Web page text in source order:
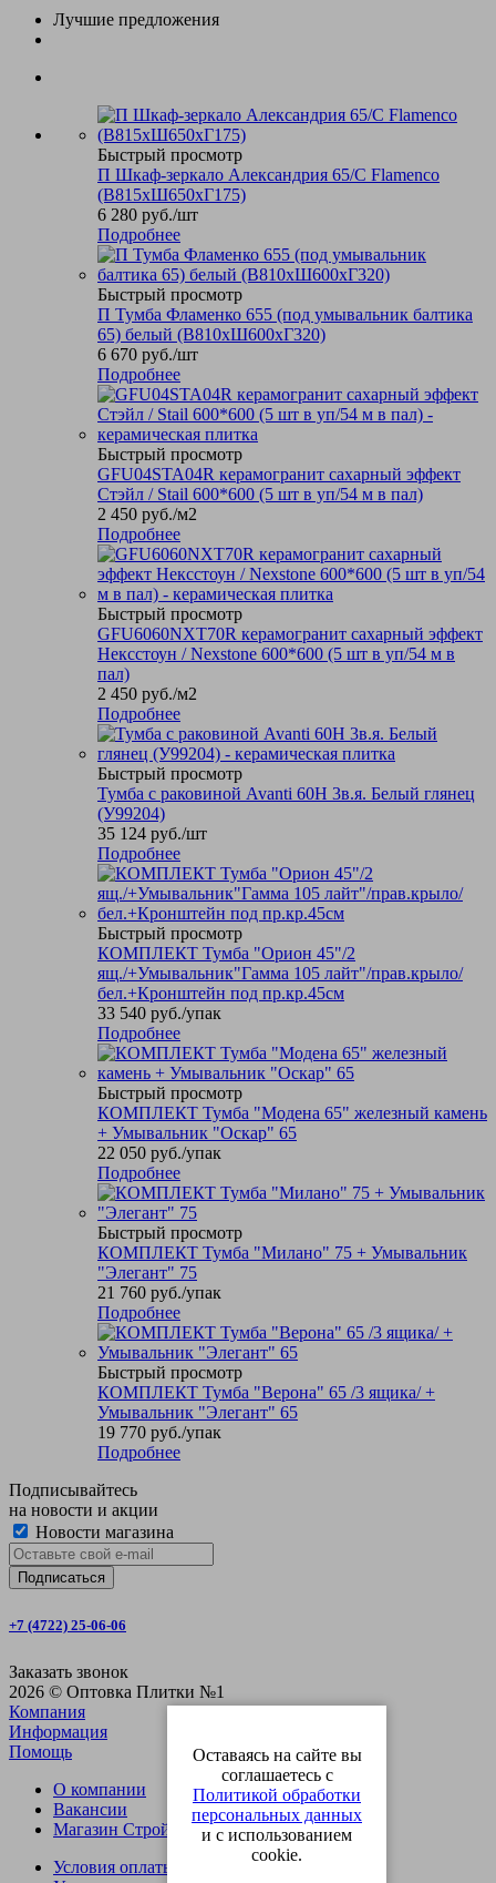
Лучшие предложения
Быстрый просмотр
П Шкаф-зеркало Александрия 65/С Flamenco
(В815хШ650хГ175)
6 280 руб./шт
Подробнее
Быстрый просмотр
П Тумба Фламенко 655 (под умывальник балтика
65) белый (В810хШ600хГ320)
6 670 руб./шт
Подробнее
Быстрый просмотр
GFU04STA04R керамогранит сахарный эффект
Стэйл / Stail 600*600 (5 шт в уп/54 м в пал)
2 450 руб./м2
Подробнее
Быстрый просмотр
GFU6060NXT70R керамогранит сахарный эффект
Нексстоун / Nexstone 600*600 (5 шт в уп/54 м в
пал)
2 450 руб./м2
Подробнее
Быстрый просмотр
Тумба с раковиной Avanti 60Н 3в.я. Белый глянец
(У99204)
35 124 руб./шт
Подробнее
Быстрый просмотр
КОМПЛЕКТ Тумба "Орион 45"/2
ящ./+Умывальник"Гамма 105 лайт"/прав.крыло/
бел.+Кронштейн под пр.кр.45см
33 540 руб./упак
Подробнее
Быстрый просмотр
КОМПЛЕКТ Тумба "Модена 65" железный камень
+ Умывальник "Оскар" 65
22 050 руб./упак
Подробнее
Быстрый просмотр
КОМПЛЕКТ Тумба "Милано" 75 + Умывальник
"Элегант" 75
21 760 руб./упак
Подробнее
Быстрый просмотр
КОМПЛЕКТ Тумба "Верона" 65 /3 ящика/ +
Умывальник "Элегант" 65
19 770 руб./упак
Подробнее
Подписывайтесь
на новости и акции
Новости магазина
+7 (4722) 25-06-06
Заказать звонок
2026 © Оптовка Плитки №1
Компания
Информация
Помощь
О компании
Вакансии
Магазин СтройОпт
Условия оплаты
Оставаясь на сайте вы
соглашаетесь с
Политикой обработки
персональных данных
и с использованием
cookie.